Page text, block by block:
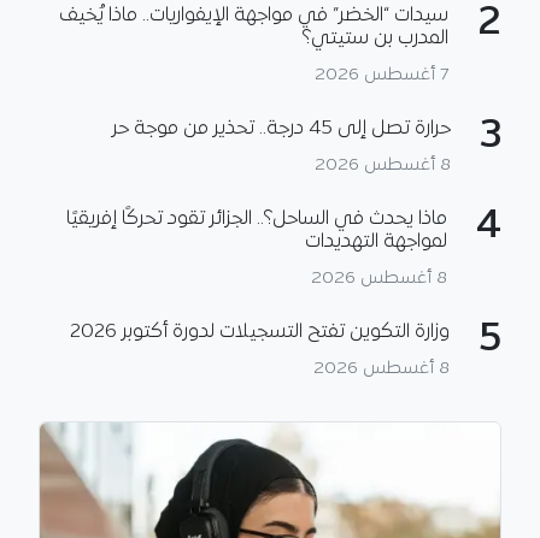
2
سيدات “الخضر” في مواجهة الإيفواريات.. ماذا يُخيف
المدرب بن ستيتي؟
7 أغسطس 2026
3 حرارة تصل إلى 45 درجة.. تحذير من موجة حر
8 أغسطس 2026
4
ماذا يحدث في الساحل؟.. الجزائر تقود تحركًا إفريقيًا
لمواجهة التهديدات
8 أغسطس 2026
5 وزارة التكوين تفتح التسجيلات لدورة أكتوبر 2026
8 أغسطس 2026